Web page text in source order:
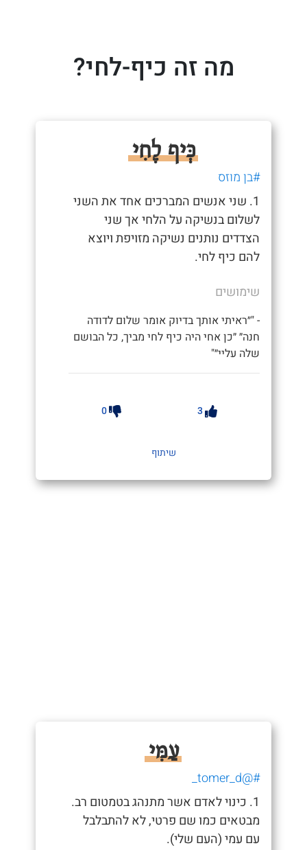
מה זה כיף-לחי?
כְּיף לֶחִי
#בן מוזס
1. שני אנשים המברכים אחד את השני
לשלום בנשיקה על הלחי אך שני
הצדדים נותנים נשיקה מזויפת ויוצא
להם כיף לחי.
שימושים
- "״ראיתי אותך בדיוק אומר שלום לדודה
חנה״ ״כן אחי היה כיף לחי מביך, כל הבושם
שלה עליי״"
3
0
שיתוף
עַמִּי
#@tomer_d_
1. כינוי לאדם אשר מתנהג בטמטום רב.
מבטאים כמו שם פרטי, לא להתבלבל
עם עמי (העם שלי).